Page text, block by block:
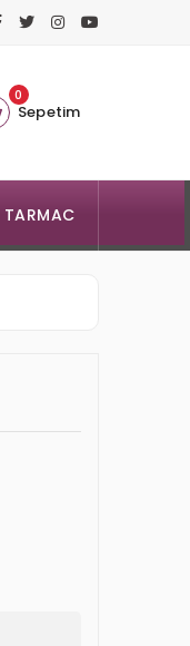
0
Sepetim
TARMAC